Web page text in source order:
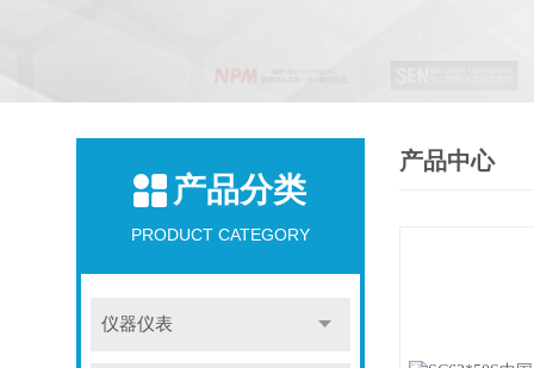
产品分类
PRODUCT CATEGORY
仪器仪表
产品中心